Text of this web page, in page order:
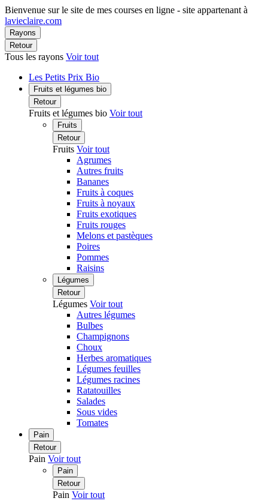
Bienvenue sur le site de mes courses en ligne - site appartenant à
lavieclaire.com
Rayons
Retour
Tous les rayons Voir tout
Les Petits Prix Bio
Fruits et légumes bio
Retour
Fruits et légumes bio Voir tout
Fruits
Retour
Fruits Voir tout
Agrumes
Autres fruits
Bananes
Fruits à coques
Fruits à noyaux
Fruits exotiques
Fruits rouges
Melons et pastèques
Poires
Pommes
Raisins
Légumes
Retour
Légumes Voir tout
Autres légumes
Bulbes
Champignons
Choux
Herbes aromatiques
Légumes feuilles
Légumes racines
Ratatouilles
Salades
Sous vides
Tomates
Pain
Retour
Pain Voir tout
Pain
Retour
Pain Voir tout